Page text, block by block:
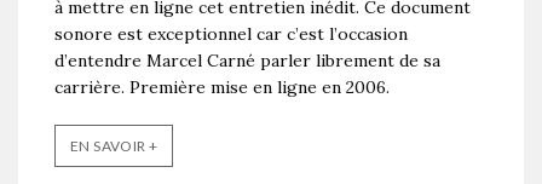
à mettre en ligne cet entretien inédit. Ce document
sonore est exceptionnel car c’est l’occasion
d’entendre Marcel Carné parler librement de sa
carrière. Première mise en ligne en 2006.
EN SAVOIR +